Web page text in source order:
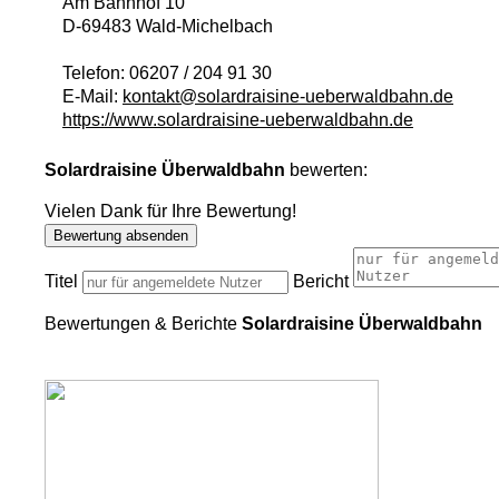
D-69483 Wald-Michelbach
Telefon: 06207 / 204 91 30
E-Mail: kontakt@solardraisine-ueberwaldbahn.de
https://www.solardraisine-ueberwaldbahn.de
Solardraisine Überwaldbahn bewerten:
Vielen Dank für Ihre Bewertung!
Bewertung absenden
Titel Bericht
Bewertungen & Berichte Solardraisine Überwaldbahn